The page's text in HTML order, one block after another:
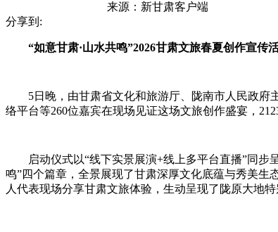
来源： 新甘肃客户端
分享到:
“如意甘肃·山水共鸣”2026甘肃文旅春夏创作宣传
5日晚，由甘肃省文化和旅游厅、陇南市人民政府主
络平台等260位嘉宾在现场见证这场文旅创作盛宴，
启动仪式以“线下实景展演+线上多平台直播”同步呈
鸣”四个篇章，全景展现了甘肃深厚文化底蕴与秀美
人代表现场分享甘肃文旅体验，生动呈现了陇原大地